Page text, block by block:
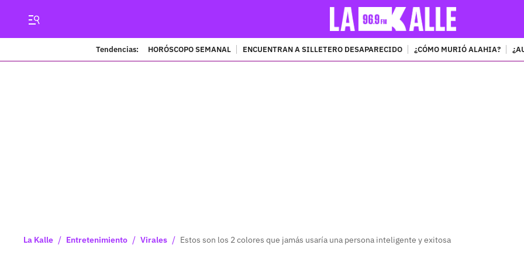
Tendencias: HORÓSCOPO SEMANAL ENCUENTRAN A SILLETERO DESAPARECIDO ¿CÓMO MURIÓ ALAHIA?
La Kalle / Entretenimiento / Virales / Estos son los 2 colores que jamás usaría una persona inteligente y exitosa